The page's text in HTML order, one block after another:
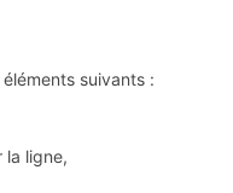
suivants :
la ligne,